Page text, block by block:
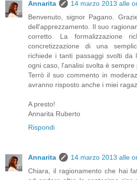
Annarita
14 marzo 2013 alle
Benvenuto, signor Pagano.
dell'apprezzamento. Il suo
corretto. La formalizzazione
concretizzazione di una
richiede i tanti passaggi svolti
ogni caso, l'analisi svolta è sempre
Terrò il suo commento in
avranno risposto anche i miei
A presto!
Annarita Ruberto
Rispondi
Annarita
14 marzo 2013 alle
Chiara, il ragionamento che hai